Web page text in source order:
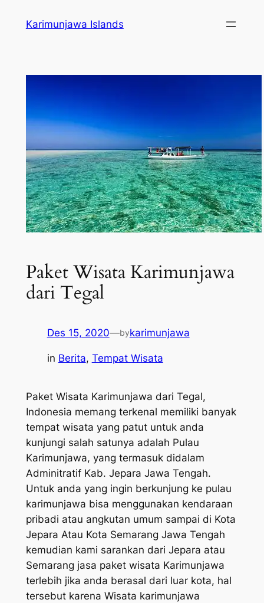
Karimunjawa Islands
Paket Wisata Karimunjawa
dari Tegal
Des 15, 2020—bykarimunjawa
in Berita, Tempat Wisata
Paket Wisata Karimunjawa dari Tegal,
Indonesia memang terkenal memiliki banyak
tempat wisata yang patut untuk anda
kunjungi salah satunya adalah Pulau
Karimunjawa, yang termasuk didalam
Adminitratif Kab. Jepara Jawa Tengah.
Untuk anda yang ingin berkunjung ke pulau
karimunjawa bisa menggunakan kendaraan
pribadi atau angkutan umum sampai di Kota
Jepara Atau Kota Semarang Jawa Tengah
kemudian kami sarankan dari Jepara atau
Semarang jasa paket wisata Karimunjawa
terlebih jika anda berasal dari luar kota, hal
tersebut karena Wisata karimunjawa